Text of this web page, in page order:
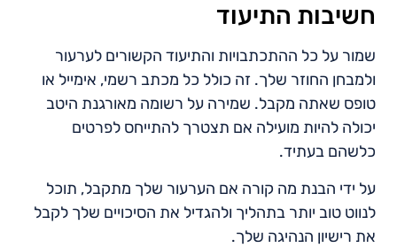
חשיבות התיעוד
שמור על כל ההתכתבויות והתיעוד הקשורים לערעור
ולמבחן החוזר שלך. זה כולל כל מכתב רשמי, אימייל או
טופס שאתה מקבל. שמירה על רשומה מאורגנת היטב
יכולה להיות מועילה אם תצטרך להתייחס לפרטים
כלשהם בעתיד.
על ידי הבנת מה קורה אם הערעור שלך מתקבל, תוכל
לנווט טוב יותר בתהליך ולהגדיל את הסיכויים שלך לקבל
את רישיון הנהיגה שלך.